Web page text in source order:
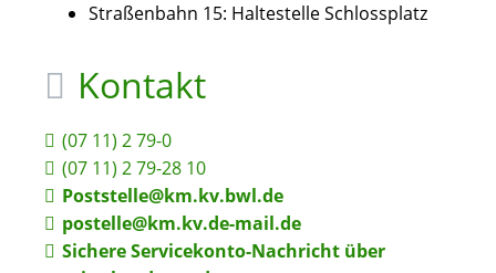
Straßenbahn 15: Haltestelle Schlossplatz
Kontakt
(07 11) 2 79-0
(07 11) 2 79-28 10
Poststelle@km.kv.bwl.de
postelle@km.kv.de-mail.de
Sichere Servicekonto-Nachricht über